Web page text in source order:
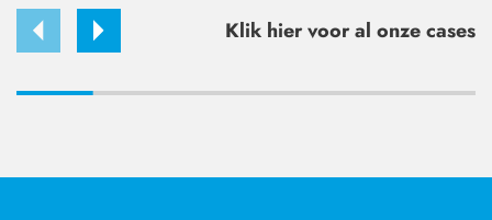
Klik hier voor al onze cases